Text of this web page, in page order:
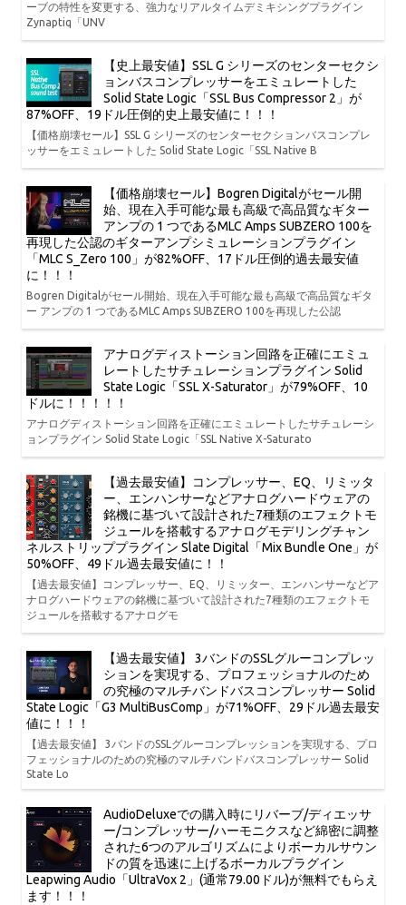
ーブの特性を変更する、強力なリアルタイムデミキシングプラグイン
Zynaptiq「UNV
【史上最安値】SSL G シリーズのセンターセクシ
ョンバスコンプレッサーをエミュレートした
Solid State Logic「SSL Bus Compressor 2」が
87%OFF、19ドル圧倒的史上最安値に！！！
【価格崩壊セール】SSL G シリーズのセンターセクションバスコンプレ
ッサーをエミュレートした Solid State Logic「SSL Native B
【価格崩壊セール】Bogren Digitalがセール開
始、現在入手可能な最も高級で高品質なギター
アンプの 1 つであるMLC Amps SUBZERO 100を
再現した公認のギターアンプシミュレーションプラグイン
「MLC S_Zero 100」が82%OFF、17ドル圧倒的過去最安値
に！！！
Bogren Digitalがセール開始、現在入手可能な最も高級で高品質なギタ
ー アンプの 1 つであるMLC Amps SUBZERO 100を再現した公認
アナログディストーション回路を正確にエミュ
レートしたサチュレーションプラグイン Solid
State Logic「SSL X-Saturator」が79%OFF、10
ドルに！！！！！
アナログディストーション回路を正確にエミュレートしたサチュレーシ
ョンプラグイン Solid State Logic「SSL Native X-Saturato
【過去最安値】コンプレッサー、EQ、リミッタ
ー、エンハンサーなどアナログハードウェアの
銘機に基づいて設計された7種類のエフェクトモ
ジュールを搭載するアナログモデリングチャン
ネルストリッププラグイン Slate Digital「Mix Bundle One」が
50%OFF、49ドル過去最安値に！！
【過去最安値】コンプレッサー、EQ、リミッター、エンハンサーなどア
ナログハードウェアの銘機に基づいて設計された7種類のエフェクトモ
ジュールを搭載するアナログモ
【過去最安値】 3バンドのSSLグルーコンプレッ
ションを実現する、プロフェッショナルのため
の究極のマルチバンドバスコンプレッサー Solid
State Logic「G3 MultiBusComp」が71%OFF、29ドル過去最安
値に！！！
【過去最安値】 3バンドのSSLグルーコンプレッションを実現する、プロ
フェッショナルのための究極のマルチバンドバスコンプレッサー Solid
State Lo
AudioDeluxeでの購入時にリバーブ/ディエッサ
ー/コンプレッサー/ハーモニクスなど綿密に調整
された6つのアルゴリズムによりボーカルサウン
ドの質を迅速に上げるボーカルプラグイン
Leapwing Audio「UltraVox 2」(通常79.00ドル)が無料でもらえ
ます！！！